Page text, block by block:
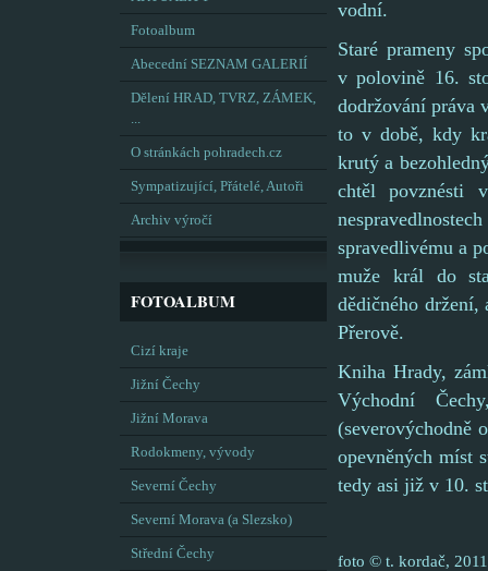
Fotoalbum
Abecední SEZNAM GALERIÍ
Dělení HRAD, TVRZ, ZÁMEK,
...
O stránkách pohradech.cz
Sympatizující, Přátelé, Autoři
Archiv výročí
FOTOALBUM
Cizí kraje
Jižní Čechy
Jižní Morava
Rodokmeny, vývody
Severní Čechy
Severní Morava (a Slezsko)
Střední Čechy
vodní.
Staré prameny
v polovině 16.
dodržování práva
to v době, kdy
krutý a
chtěl povznésti
spravedlivému a
muže král do
dědičného
Přerově.
Kniha Hrady,
Východní
(severovýchodně
opevněných míst
tedy asi již v 10.
foto © t. kordač, 2011